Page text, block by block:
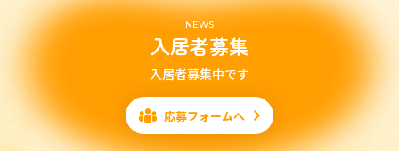
NEWS
入居者募集
入居者募集中です
応募フォームへ